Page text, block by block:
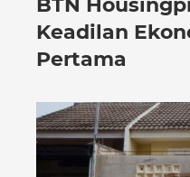
BTN
Keadilan
Pertama